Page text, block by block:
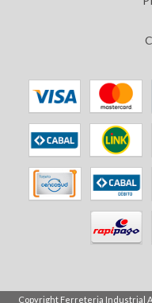
Copyright Ferreteria Industrial